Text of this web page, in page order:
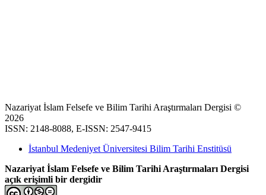
Nazariyat İslam Felsefe ve Bilim Tarihi Araştırmaları Dergisi ©
2026
ISSN: 2148-8088, E-ISSN: 2547-9415
İstanbul Medeniyet Üniversitesi Bilim Tarihi Enstitüsü
Nazariyat İslam Felsefe ve Bilim Tarihi Araştırmaları Dergisi
açık erişimli bir dergidir